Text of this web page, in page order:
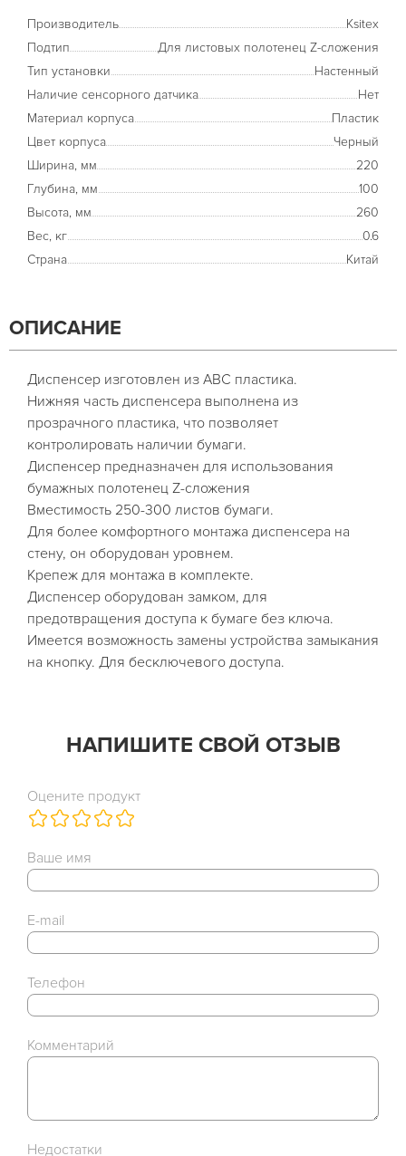
Производитель
Ksitex
Подтип
Для листовых полотенец Z-сложения
Тип установки
Настенный
Наличие сенсорного датчика
Нет
Материал корпуса
Пластик
Цвет корпуса
Черный
Ширина, мм
220
Глубина, мм
100
Высота, мм
260
Вес, кг
0.6
Страна
Китай
ОПИСАНИЕ
Диспенсер изготовлен из АВС пластика.
Нижняя часть диспенсера выполнена из
прозрачного пластика, что позволяет
контролировать наличии бумаги.
Диспенсер предназначен для использования
бумажных полотенец Z-сложения
Вместимость 250-300 листов бумаги.
Для более комфортного монтажа диспенсера на
стену, он оборудован уровнем.
Крепеж для монтажа в комплекте.
Диспенсер оборудован замком, для
предотвращения доступа к бумаге без ключа.
Имеется возможность замены устройства замыкания
на кнопку. Для бесключевого доступа.
НАПИШИТЕ СВОЙ ОТЗЫВ
Оцените продукт
Ваше имя
E-mail
Телефон
Комментарий
Недостатки